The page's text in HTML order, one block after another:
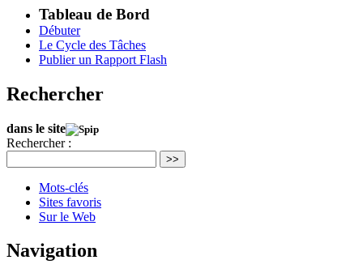
Tableau de Bord
Débuter
Le Cycle des Tâches
Publier un Rapport Flash
Rechercher
dans le site
Rechercher :
>>
Mots-clés
Sites favoris
Sur le Web
Navigation